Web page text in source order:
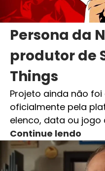
Persona da
produtor de
Things
Projeto ainda não
oficialmente pela
elenco, data ou jogo
Continue lendo